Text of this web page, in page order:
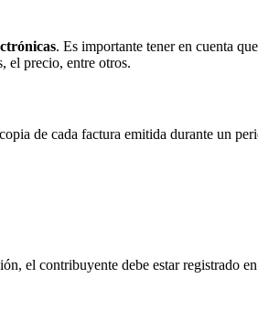
. Es importante tener en cuenta
el precio, entre otros.
de cada factura emitida durante un
el contribuyente debe estar registrado